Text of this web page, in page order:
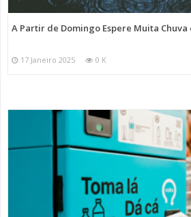
A Partir de Domingo Espere Muita Chuva
17 Janeiro 2025 0 K